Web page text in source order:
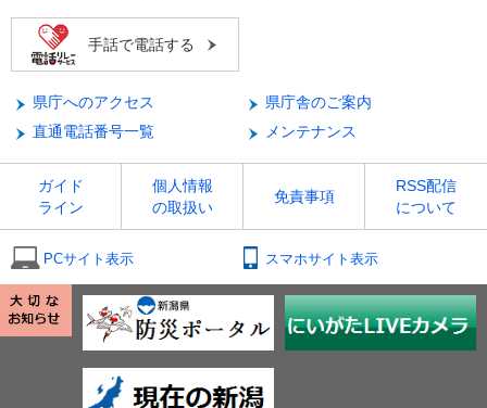
手話で電話する
県庁へのアクセス
県庁舎のご案内
直通電話番号一覧
メンテナンス
ガイド
ライン
個人情報
の取扱い
免責事項
RSS配信
について
PCサイト表示 スマホサイト表示